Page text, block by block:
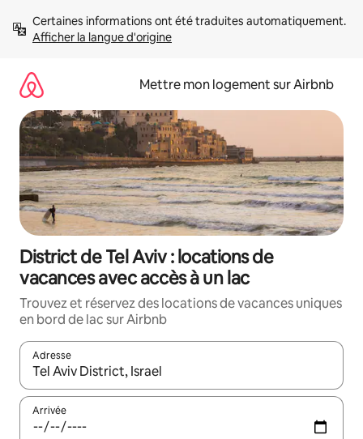
directement
Afficher la langue d'origine
Mettre mon logement sur Airbnb
District de Tel Aviv : locations de
vacances avec accès à un lac
Trouvez et réservez des locations de vacances uniques
en bord de lac sur Airbnb
Adresse
Lorsque les résultats s'affichent, utilisez les flèches vers le
Arrivée